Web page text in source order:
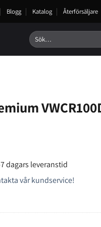
Blogg Katalog Återförsäljare
Sök
efter:
dagars leveranstid
vår kundservice!